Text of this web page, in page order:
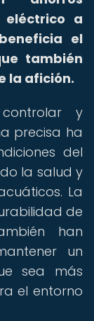
eléctrico a
el
también
la afición.
y
precisa ha
del
la salud y
La
de
han
un
sea más
el entorno